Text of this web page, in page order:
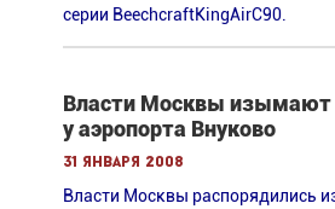
серии BeechcraftKingAirC90.
Власти Москвы изымают
у аэропорта Внуково
31 января 2008
Власти Москвы распорядились